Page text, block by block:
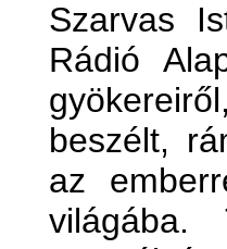
Szarvas
Rádió
beszélt,
az
világába.